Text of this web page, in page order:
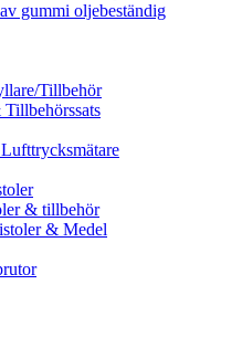
gummi oljebeständig
Tillbehör
& tillbehör
& Medel